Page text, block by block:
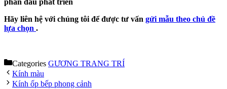
phấn đấu phát triển
Hãy liên hệ với chúng tôi để được tư vấn gửi mẫu theo chủ đề
lựa chọn .
Categories GƯƠNG TRANG TRÍ
Kính màu
Kính ốp bếp phong cảnh